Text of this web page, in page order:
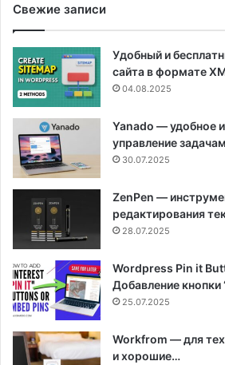
Свежие записи
Удобный и
сайта в формате
04.08.2025
Yanado — удобное
управление
30.07.2025
ZenPen —
редактирования
28.07.2025
Wordpress Pin it
Добавление кнопки
25.07.2025
Workfrom — для
и хорошие…